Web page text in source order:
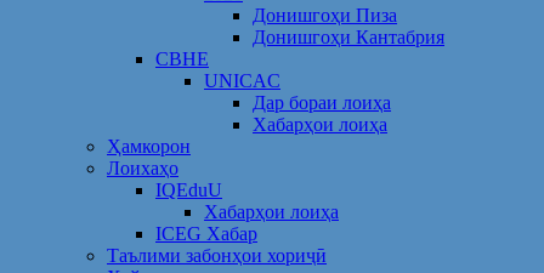
Донишгоҳи Пиза
Донишгоҳи Кантабрия
CBHE
UNICAC
Дар бораи лоиҳа
Хабарҳои лоиҳа
Ҳамкорон
Лоихаҳо
IQEduU
Хабарҳои лоиҳа
ICEG Хабар
Таълими забонҳои хориҷӣ